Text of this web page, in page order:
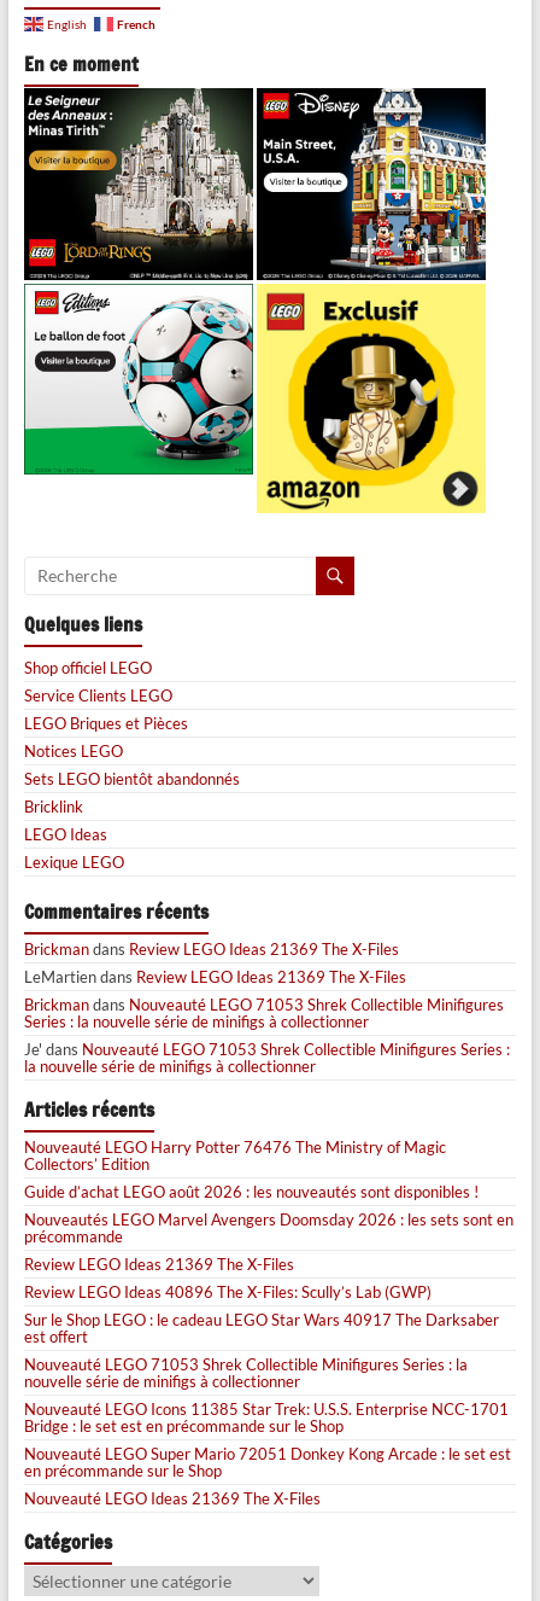
English French
En ce moment
Quelques liens
Shop officiel LEGO
Service Clients LEGO
LEGO Briques et Pièces
Notices LEGO
Sets LEGO bientôt abandonnés
Bricklink
LEGO Ideas
Lexique LEGO
Commentaires récents
Brickmandans Review LEGO Ideas 21369 The X-Files
LeMartiendans Review LEGO Ideas 21369 The X-Files
Brickmandans Nouveauté LEGO 71053 Shrek Collectible Minifigures
Series : la nouvelle série de minifigs à collectionner
Je' dans Nouveauté LEGO 71053 Shrek Collectible Minifigures Series :
la nouvelle série de minifigs à collectionner
Articles récents
Nouveauté LEGO Harry Potter 76476 The Ministry of Magic
Collectors’ Edition
Guide d’achat LEGO août 2026 : les nouveautés sont disponibles !
Nouveautés LEGO Marvel Avengers Doomsday 2026 : les sets sont en
précommande
Review LEGO Ideas 21369 The X-Files
Review LEGO Ideas 40896 The X-Files: Scully’s Lab (GWP)
Sur le Shop LEGO : le cadeau LEGO Star Wars 40917 The Darksaber
est offert
Nouveauté LEGO 71053 Shrek Collectible Minifigures Series : la
nouvelle série de minifigs à collectionner
Nouveauté LEGO Icons 11385 Star Trek: U.S.S. Enterprise NCC-1701
Bridge : le set est en précommande sur le Shop
Nouveauté LEGO Super Mario 72051 Donkey Kong Arcade : le set est
en précommande sur le Shop
Nouveauté LEGO Ideas 21369 The X-Files
Catégories
Catégories